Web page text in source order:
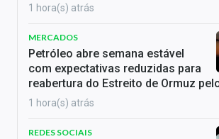
1 hora(s) atrás
MERCADOS
Petróleo abre semana estável
com expectativas reduzidas para
reabertura do Estreito de Ormuz
1 hora(s) atrás
REDES SOCIAIS